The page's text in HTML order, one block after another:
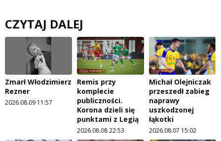
CZYTAJ DALEJ
Zmarł Włodzimierz
Rezner
2026.08.09 11:57
Remis przy
komplecie
publiczności.
Korona dzieli się
punktami z Legią
2026.08.08 22:53
Michał Olejniczak
przeszedł zabieg
naprawy
uszkodzonej
łąkotki
2026.08.07 15:02